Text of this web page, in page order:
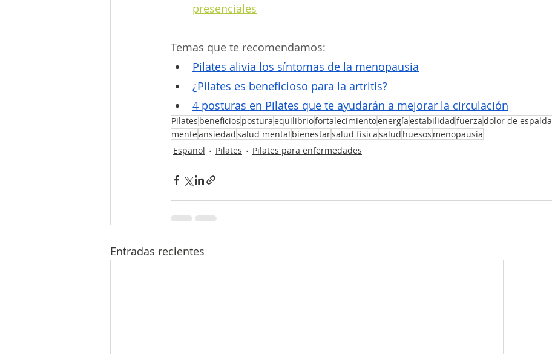
presenciales
Temas que te recomendamos:
Pilates alivia los síntomas de la menopausia
¿Pilates es beneficioso para la artritis?
4 posturas en Pilates que te ayudarán a mejorar la circulación
Pilates beneficios posturaequilibriofortalecimientoenergíaestabilidadfuerzadolor de espalda
menteansiedadsalud mental bienestarsalud físicasalud huesos menopausia
Español
Pilates Pilates para enfermedades
Entradas recientes